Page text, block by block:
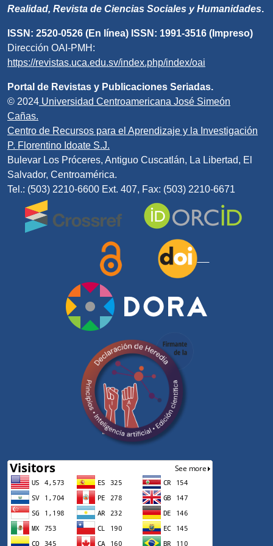
Realidad, Revista de Ciencias Sociales y Humanidades.
ISSN: 2520-0526 (En línea) ISSN: 1991-3516 (Impreso)
Dirección OAI-PMH:
https://revistas.uca.edu.sv/index.php/index/oai
Portal de Revistas y Publicaciones Seriadas.
© 2024 Universidad Centroamericana José Simeón
Cañas.
Centro de Recursos para el Aprendizaje y la Investigación
P. Florentino Idoate S.J.
Bulevar Los Próceres, Antiguo Cuscatlán, La Libertad, El
Salvador, Centroamérica.
Tel.: (503) 2210-6600 Ext. 407, Fax: (503) 2210-6671